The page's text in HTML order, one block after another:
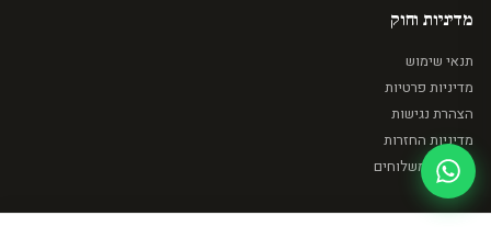
מדיניות וחוק
תנאי שימוש
מדיניות פרטיות
הצהרת נגישות
מדיניות החזרות
מדיניות משלוחים